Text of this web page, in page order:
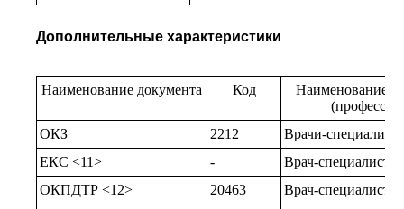
Дополнительные характеристики
Наименование документа Код
Наименование
ОКЗ
2212
Врачи-
ЕКС <11>
-
Врач-специалист
ОКПДТР <12>
20463
Врач-специалист